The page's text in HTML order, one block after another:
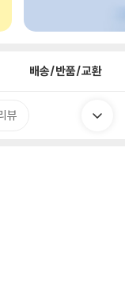
배송/반품/교환
뷰